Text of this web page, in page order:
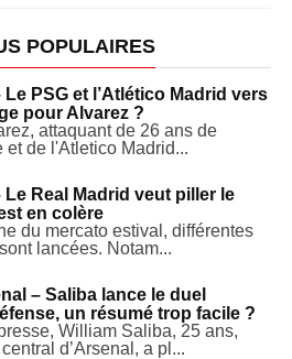
POPULAIRES
Le PSG et l’Atlético Madrid vers
pour Alvarez ?
attaquant de 26 ans de
et de l'Atletico Madrid...
Le Real Madrid veut piller le
en colère
du mercato estival, différentes
lancées. Notam...
– Saliba lance le duel
un résumé trop facile ?
William Saliba, 25 ans,
d’Arsenal, a pl...